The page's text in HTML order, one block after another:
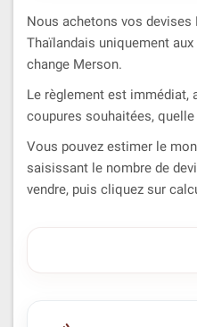
Nous achetons vos devises
Thaïlandais uniquement
change Merson.
Le règlement est immédiat,
coupures souhaitées,
Vous pouvez estimer le
saisissant le nombre de
vendre, puis cliquez sur